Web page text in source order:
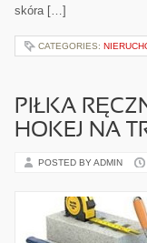
skóra […]
CATEGORIES:
PIŁKA
HOKEJ NA
POSTED BY ADMIN